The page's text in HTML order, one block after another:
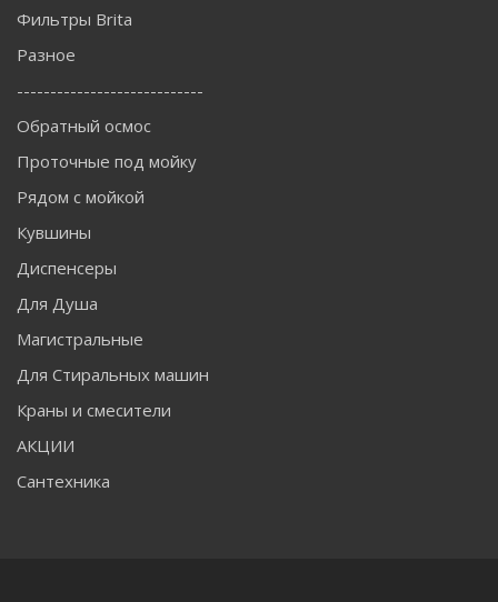
Фильтры Brita
Разное
----------------------------
Обратный осмос
Проточные под мойку
Рядом с мойкой
Кувшины
Диспенсеры
Для Душа
Магистральные
Для Стиральных машин
Краны и смесители
АКЦИИ
Сантехника